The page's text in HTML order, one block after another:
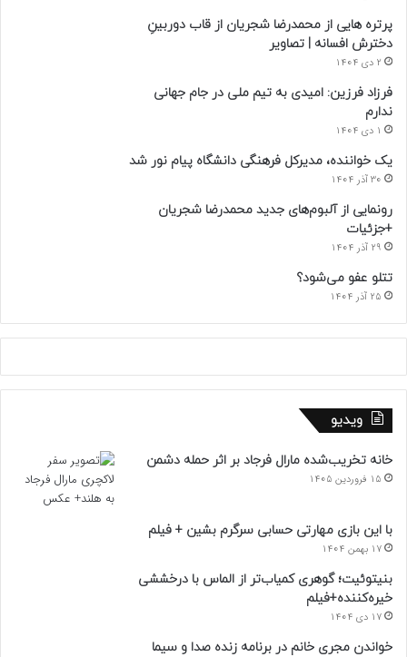
پرتره هایی از محمدرضا شجریان از قاب دوربینِ
دخترش افسانه | تصاویر
2 دی 1404
فرزاد فرزین: امیدی به تیم ملی در جام جهانی
ندارم
1 دی 1404
یک خواننده، مدیرکل فرهنگی دانشگاه پیام نور شد
30 آذر 1404
رونمایی از آلبوم‌های جدید محمدرضا شجریان
+جزئیات
29 آذر 1404
تتلو عفو می‌شود؟
25 آذر 1404
ویدیو
خانه تخریب‌شده مارال فرجاد بر اثر حمله دشمن
15 فروردین 1405
با این بازی مهارتی حسابی سرگرم بشین + فیلم
17 بهمن 1404
بنیتوئیت؛ گوهری کمیاب‌تر از الماس با درخششی
خیره‌کننده+فیلم
17 دی 1404
خواندن مجری خانم در برنامه زنده صدا و سیما